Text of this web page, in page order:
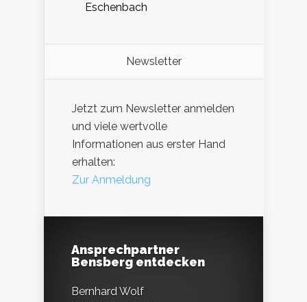
Eschenbach
Newsletter
Jetzt zum Newsletter anmelden
und viele wertvolle
Informationen aus erster Hand
erhalten:
Zur Anmeldung
Ansprechpartner
Bensberg entdecken
Bernhard Wolf